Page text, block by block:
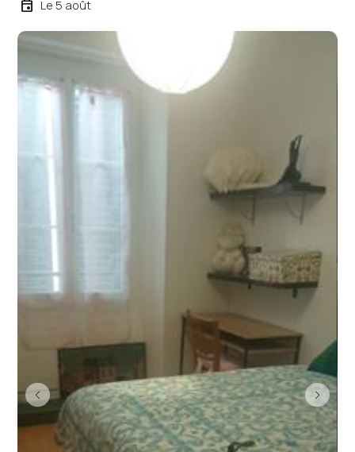
event Le 5 août